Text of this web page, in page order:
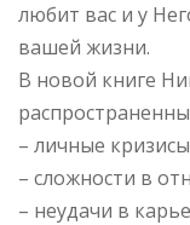
любит вас и у
вашей жизни.
В новой книге
– личные
– сложности в
– неудачи в